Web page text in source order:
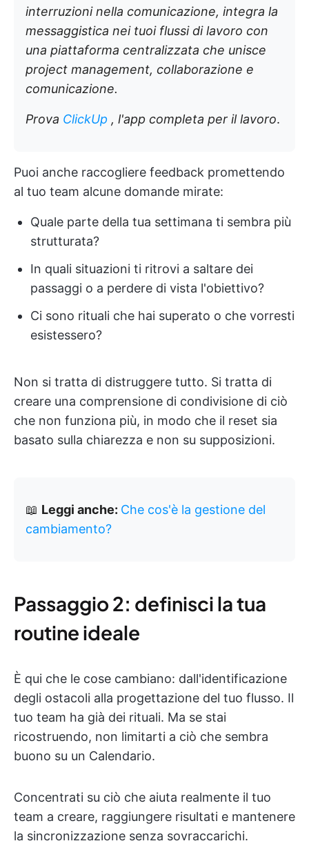
interruzioni nella comunicazione, integra la
messaggistica nei tuoi flussi di lavoro con
una piattaforma centralizzata che unisce
project management, collaborazione e
comunicazione.
Prova ClickUp , l'app completa per il lavoro.
Puoi anche raccogliere feedback promettendo
al tuo team alcune domande mirate:
Quale parte della tua settimana ti sembra più
strutturata?
In quali situazioni ti ritrovi a saltare dei
passaggi o a perdere di vista l'obiettivo?
Ci sono rituali che hai superato o che vorresti
esistessero?
Non si tratta di distruggere tutto. Si tratta di
creare una comprensione di condivisione di ciò
che non funziona più, in modo che il reset sia
basato sulla chiarezza e non su supposizioni.
📖 Leggi anche: Che cos'è la gestione del
cambiamento?
Passaggio 2: definisci la tua
routine ideale
È qui che le cose cambiano: dall'identificazione
degli ostacoli alla progettazione del tuo flusso. Il
tuo team ha già dei rituali. Ma se stai
ricostruendo, non limitarti a ciò che sembra
buono su un Calendario.
Concentrati su ciò che aiuta realmente il tuo
team a creare, raggiungere risultati e mantenere
la sincronizzazione senza sovraccarichi.